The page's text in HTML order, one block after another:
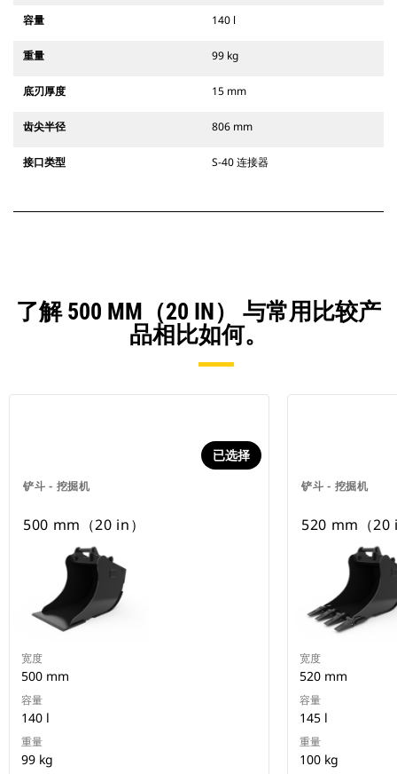
容量 140 l
重量 99 kg
底刃厚度 15 mm
齿尖半径 806 mm
接口类型 S-40 连接器
了解 500 MM（20 IN） 与常用比较产
品相比如何。
铲斗 - 挖掘机
已选择
500 mm（20 in）
宽度
500 mm
容量
140 l
重量
99 kg
铲斗 - 挖掘机
520 mm（20
宽度
520 mm
容量
145 l
重量
100 kg